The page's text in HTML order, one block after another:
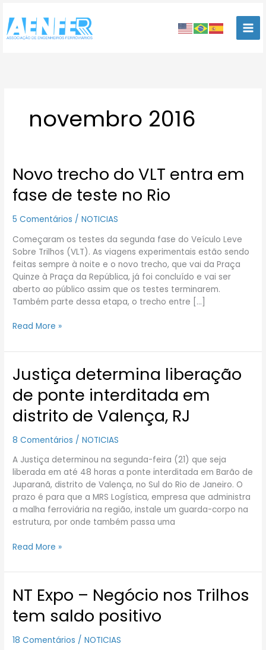
para
conteúdo
novembro 2016
Novo trecho do VLT entra em
fase de teste no Rio
5 Comentários /NOTICIAS
Começaram os testes da segunda fase do Veículo Leve
Sobre Trilhos (VLT). As viagens experimentais estão sendo
feitas sempre à noite e o novo trecho, que vai da Praça
Quinze à Praça da República, já foi concluído e vai ser
aberto ao público assim que os testes terminarem.
Também parte dessa etapa, o trecho entre […]
Novo
trecho
do
entra
fase
de
teste
no
Rio
Read More »
Justiça determina liberação
de ponte interditada em
distrito de Valença, RJ
8 Comentários /NOTICIAS
A Justiça determinou na segunda-feira (21) que seja
liberada em até 48 horas a ponte interditada em Barão de
Juparanã, distrito de Valença, no Sul do Rio de Janeiro. O
prazo é para que a MRS Logística, empresa que administra
a malha ferroviária na região, instale um guarda-corpo na
estrutura, por onde também passa uma
Justiça
determina
liberação
de
ponte
em
distrito
de
Valença,
RJ
Read More »
NT Expo – Negócio nos Trilhos
tem saldo positivo
18 Comentários /NOTICIAS
NT
Expo
–
nos